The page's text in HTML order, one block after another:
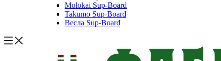
Molokai Sup-Board
Takumo Sup-Board
Весла Sup-Board